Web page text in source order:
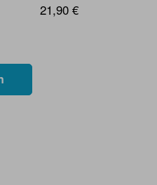
21,90 €